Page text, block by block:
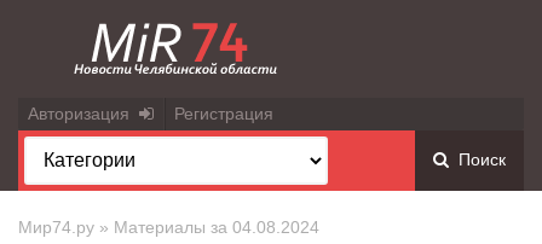
Авторизация Регистрация
Поиск
Мир74.ру » Материалы за 04.08.2024